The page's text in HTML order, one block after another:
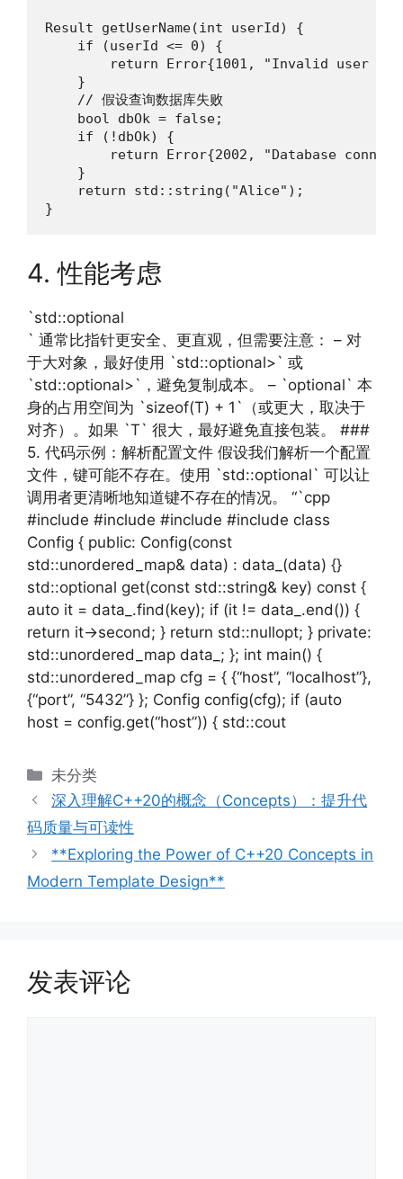
Result getUserName(int userId) {
    if (userId <= 0) {
return Error{1001, "Invalid user
    }
    // 假设查询数据库失败
    bool dbOk = false;
    if (!dbOk) {
return Error{2002, "Database
    }
    return std::string("Alice");
}
4. 性能考虑
`std::optional
` 通常比指针更安全、更直观，但需要注意： – 对
于大对象，最好使用 `std::optional>` 或
`std::optional>`，避免复制成本。 – `optional` 本
身的占用空间为 `sizeof(T) + 1`（或更大，取决于
对齐）。如果 `T` 很大，最好避免直接包装。 ###
5. 代码示例：解析配置文件 假设我们解析一个配置
文件，键可能不存在。使用 `std::optional` 可以让
调用者更清晰地知道键不存在的情况。 “`cpp
#include #include #include #include class
Config { public: Config(const
std::unordered_map& data) : data_(data) {}
std::optional get(const std::string& key) const {
auto it = data_.find(key); if (it != data_.end()) {
return it->second; } return std::nullopt; } private:
std::unordered_map data_; }; int main() {
std::unordered_map cfg = { {“host”, “localhost”},
{“port”, “5432”} }; Config config(cfg); if (auto
host = config.get(“host”)) { std::cout
分
类
未分类
深入理解C++20的概念（Concepts）：提升代
码质量与可读性
**Exploring the Power of C++20 Concepts in
Modern Template Design**
发表评论